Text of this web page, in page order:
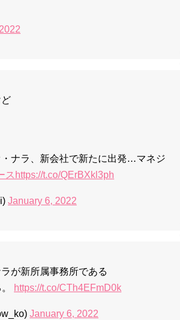
・ナラ、新会社で新たに出発…マネジ
ス https://t.co/QErBXkl3ph
January 6, 2022
が新所属事務所である
https://t.co/CTh4EFmD0k
January 6, 2022